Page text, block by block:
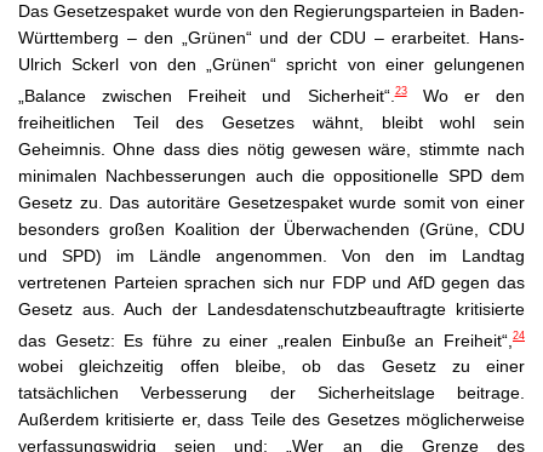
Das Gesetzespaket wurde von den Regierungsparteien in Baden-
Württemberg – den „Grünen“ und der CDU – erarbeitet. Hans-
Ulrich Sckerl von den „Grünen“ spricht von einer gelungenen
„Balance zwischen Freiheit und Sicherheit“.23Wo er den
freiheitlichen Teil des Gesetzes wähnt, bleibt wohl sein
Geheimnis. Ohne dass dies nötig gewesen wäre, stimmte nach
minimalen Nachbesserungen auch die oppositionelle SPD dem
Gesetz zu. Das autoritäre Gesetzespaket wurde somit von einer
besonders großen Koalition der Überwachenden (Grüne, CDU
und SPD) im Ländle angenommen. Von den im Landtag
vertretenen Parteien sprachen sich nur FDP und AfD gegen das
Gesetz aus. Auch der Landesdatenschutzbeauftragte kritisierte
das Gesetz: Es führe zu einer „realen Einbuße an Freiheit“, 24
wobei gleichzeitig offen bleibe, ob das Gesetz zu einer
tatsächlichen Verbesserung der Sicherheitslage beitrage.
Außerdem kritisierte er, dass Teile des Gesetzes möglicherweise
verfassungswidrig seien und: „Wer an die Grenze des